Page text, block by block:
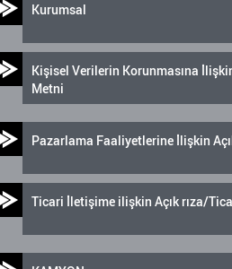
Kurumsal
Kişisel Verilerin Korunmasına
Metni
Pazarlama Faaliyetlerine İlişkin
Ticari İletişime ilişkin Açık rıza/